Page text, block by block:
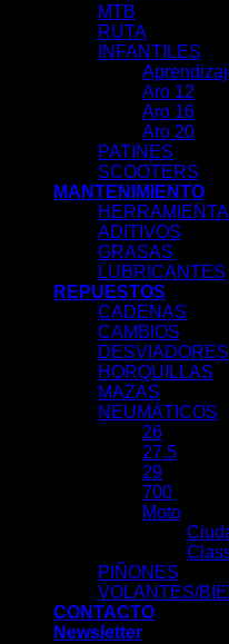
MTB
RUTA
INFANTILES
Aro 12
Aro 16
Aro 20
PATINES
SCOOTERS
MANTENIMIENTO
ADITIVOS
GRASAS
LUBRICANTES
REPUESTOS
CADENAS
CAMBIOS
DESVIADORES
HORQUILLAS
MAZAS
NEUMÁTICOS
26
27.5
29
700
Moto
PIÑONES
VOLANTES/
CONTACTO
Newsletter